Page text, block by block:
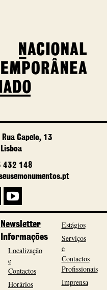
Capelo, 13
432 148
Newsletter
Informações
Localização
e
Contactos
Horários
Estágios
Serviços
e
Contactos
Profissionais
Imprensa